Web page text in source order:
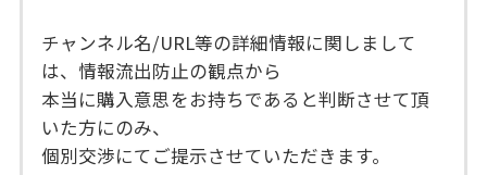
チャンネル名/URL等の詳細情報に関しまして
は、情報流出防止の観点から
本当に購入意思をお持ちであると判断させて頂
いた方にのみ、
個別交渉にてご提示させていただきます。